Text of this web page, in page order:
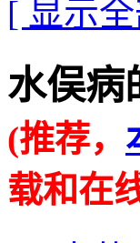
[ 显示
水俣病
(推荐，
载和在